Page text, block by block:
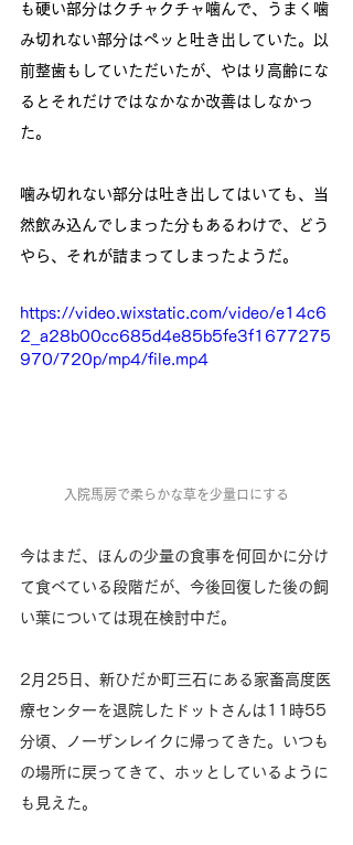
も硬い部分はクチャクチャ噛んで、うまく噛
み切れない部分はペッと吐き出していた。以
前整歯もしていただいたが、やはり高齢にな
るとそれだけではなかなか改善はしなかっ
た。
噛み切れない部分は吐き出してはいても、当
然飲み込んでしまった分もあるわけで、どう
やら、それが詰まってしまったようだ。
https://video.wixstatic.com/video/e14c6
2_a28b00cc685d4e85b5fe3f1677275
970/720p/mp4/file.mp4
入院馬房で柔らかな草を少量口にする
今はまだ、ほんの少量の食事を何回かに分け
て食べている段階だが、今後回復した後の飼
い葉については現在検討中だ。
2月25日、新ひだか町三石にある家畜高度医
療センターを退院したドットさんは11時55
分頃、ノーザンレイクに帰ってきた。いつも
の場所に戻ってきて、ホッとしているように
も見えた。